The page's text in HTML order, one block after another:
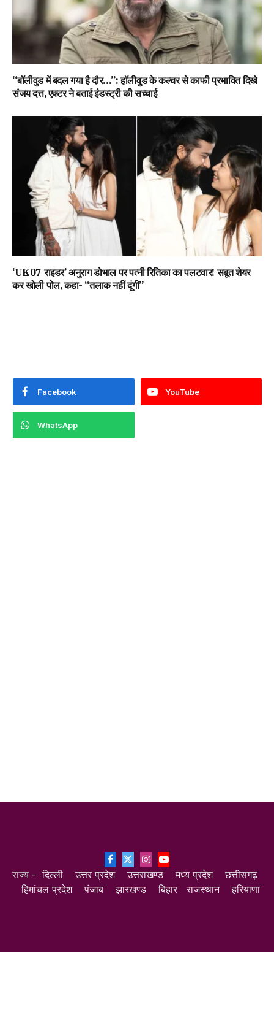
“बॉलीवुड में बदल गया है दौर…”: हॉलीवुड के कल्चर से काफी प्रभावित दिखे
संजय दत्त, एक्टर ने बताई इंडस्ट्री की सच्चाई
‘UK07 राइडर’ अनुराग डोभाल पर पत्नी रितिका का पलटवार! सबूत शेयर
कर खोली पोल, कहा- “तलाक नहीं दूंगी”
Facebook YouTube
WhatsApp
Facebook
X
(Twitter)
InstagramYouTube
राज्य -दिल्ली उत्तर प्रदेश उत्तराखण्ड मध्य प्रदेश
छत्तीसगढ़
हिमांचल प्रदेश
पंजाब झारखण्ड बिहार राजस्थान हरियाणा